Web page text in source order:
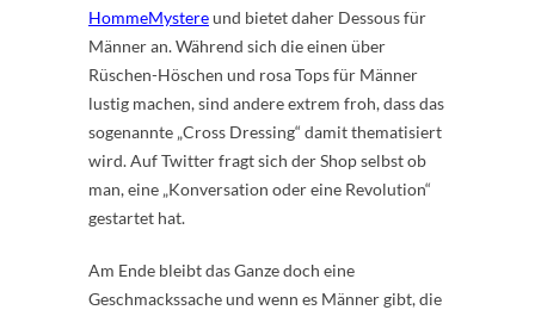
HommeMystereund bietet daher Dessous für
Männer an. Während sich die einen über
Rüschen-Höschen und rosa Tops für Männer
lustig machen, sind andere extrem froh, dass das
sogenannte „Cross Dressing“ damit thematisiert
wird. Auf Twitter fragt sich der Shop selbst ob
man, eine „Konversation oder eine Revolution“
gestartet hat.
Am Ende bleibt das Ganze doch eine
Geschmackssache und wenn es Männer gibt, die